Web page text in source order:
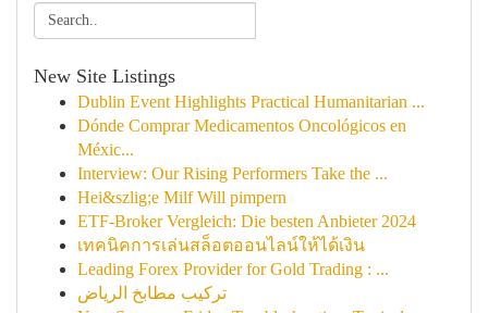
New Site Listings
Dublin Event Highlights Practical Humanitarian ...
Dónde Comprar Medicamentos Oncológicos en
Méxic...
Interview: Our Rising Performers Take the ...
Hei&szlig;e Milf Will pimpern
ETF-Broker Vergleich: Die besten Anbieter 2024
เทคนิคการเล่นสล็อตออนไลน์ให้ได้เงิน
Leading Forex Provider for Gold Trading : ...
تركيب مطابخ الرياض